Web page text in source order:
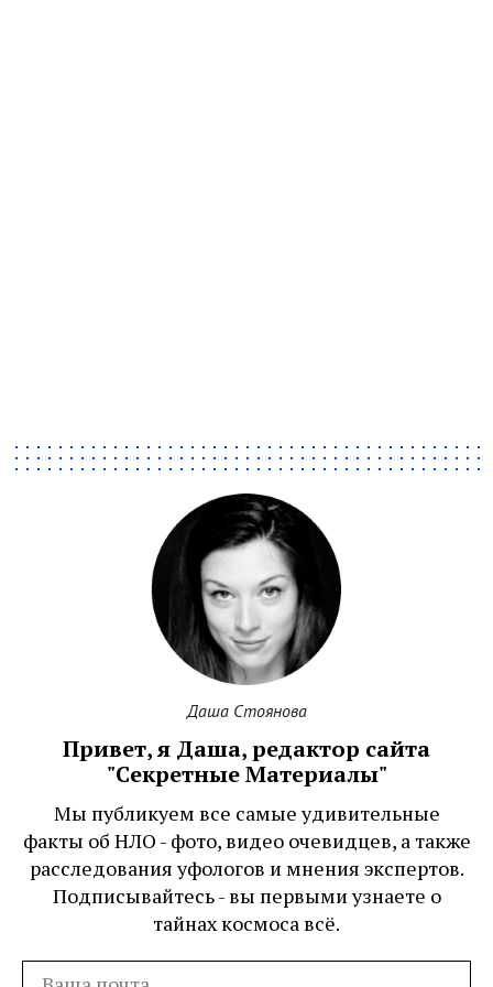
Даша Стоянова
Привет, я Даша, редактор сайта
"Секретные Материалы"
Мы публикуем все самые удивительные
факты об НЛО - фото, видео очевидцев, а также
расследования уфологов и мнения экспертов.
Подписывайтесь - вы первыми узнаете о
тайнах космоса всё.